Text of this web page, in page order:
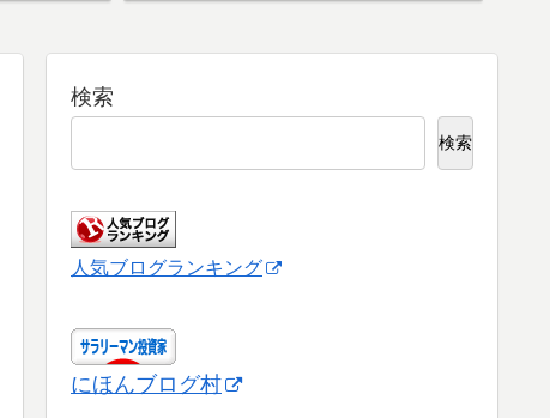
検索
検索
人気ブログランキング
にほんブログ村